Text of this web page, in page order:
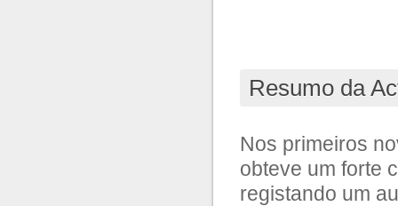
Resumo da
Nos primeiros
obteve um forte
registando um